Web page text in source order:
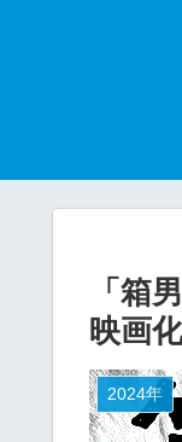
「箱
映画化
2024年